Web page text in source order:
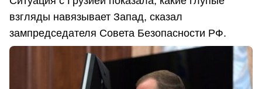
взгляды навязывает Запад, сказал
зампредседателя Совета Безопасности РФ.